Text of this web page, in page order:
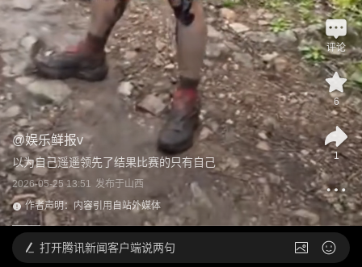
@娱乐鲜报v
以为自己遥遥领先了结果比赛的只有自己
2026-05-25 13:51 发布于山西
作者声明：内容引用自站外媒体
评论
6
1
打开腾讯新闻客户端说两句